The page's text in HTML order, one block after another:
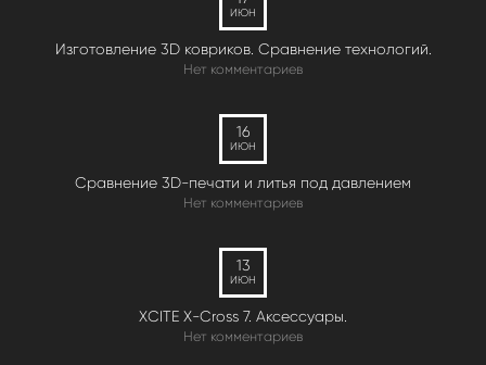
ИЮН
Изготовление 3D ковриков. Сравнение технологий.
Нет комментариев
16
ИЮН
Сравнение 3D-печати и литья под давлением
Нет комментариев
13
ИЮН
XCITE X-Cross 7. Аксессуары.
Нет комментариев